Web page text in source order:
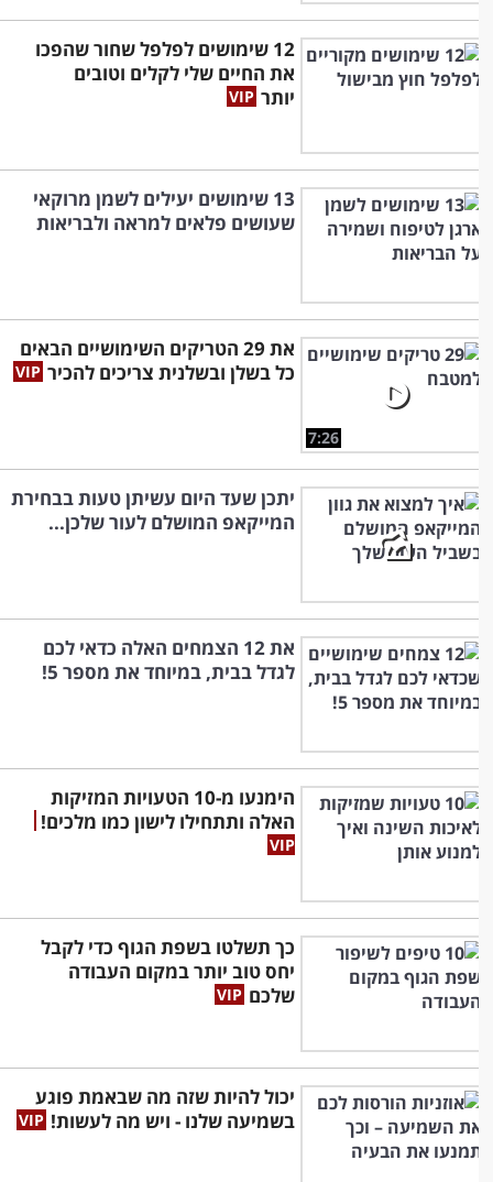
12 שימושים לפלפל שחור שהפכו
את החיים שלי לקלים וטובים
יותר
13 שימושים יעילים לשמן מרוקאי
שעושים פלאים למראה ולבריאות
7:26
את 29 הטריקים השימושיים הבאים
כל בשלן ובשלנית צריכים להכיר
יתכן שעד היום עשיתן טעות בבחירת
המייקאפ המושלם לעור שלכן...
את 12 הצמחים האלה כדאי לכם
לגדל בבית, במיוחד את מספר 5!
הימנעו מ-10 הטעויות המזיקות
האלה ותתחילו לישון כמו מלכים!
כך תשלטו בשפת הגוף כדי לקבל
יחס טוב יותר במקום העבודה
שלכם
יכול להיות שזה מה שבאמת פוגע
בשמיעה שלנו - ויש מה לעשות!